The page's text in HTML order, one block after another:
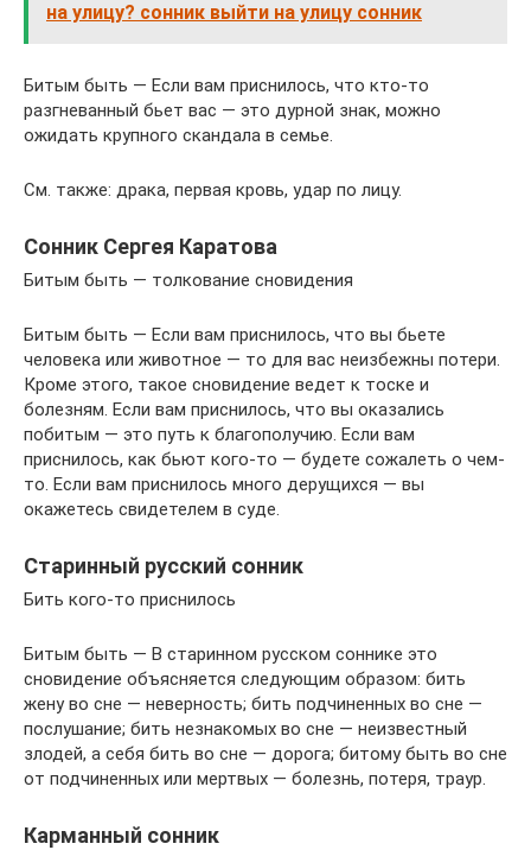
на улицу? сонник выйти на улицу сонник
Битым быть — Если вам приснилось, что кто-то
разгневанный бьет вас — это дурной знак, можно
ожидать крупного скандала в семье.
См. также: драка, первая кровь, удар по лицу.
Сонник Сергея Каратова
Битым быть — толкование сновидения
Битым быть — Если вам приснилось, что вы бьете
человека или животное — то для вас неизбежны потери.
Кроме этого, такое сновидение ведет к тоске и
болезням. Если вам приснилось, что вы оказались
побитым — это путь к благополучию. Если вам
приснилось, как бьют кого-то — будете сожалеть о чем-
то. Если вам приснилось много дерущихся — вы
окажетесь свидетелем в суде.
Старинный русский сонник
Бить кого-то приснилось
Битым быть — В старинном русском соннике это
сновидение объясняется следующим образом: бить
жену во сне — неверность; бить подчиненных во сне —
послушание; бить незнакомых во сне — неизвестный
злодей, а себя бить во сне — дорога; битому быть во сне
от подчиненных или мертвых — болезнь, потеря, траур.
Карманный сонник